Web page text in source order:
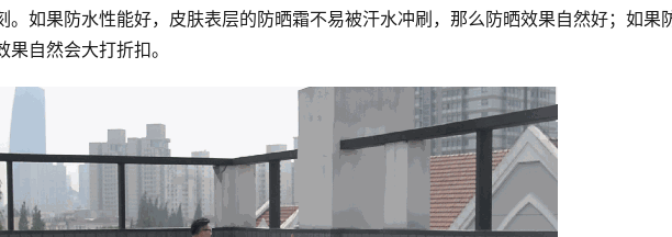
。如果防水性能好，皮肤表层的防晒霜不易被汗水冲刷，那么防晒效果自然好；如果
自然会大打折扣。